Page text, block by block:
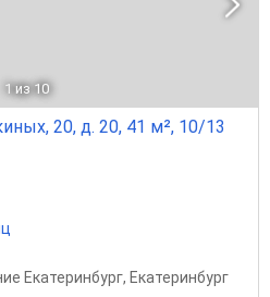
1 из 10
20, д. 20, 41 м², 10/13
Екатеринбург, Екатеринбург